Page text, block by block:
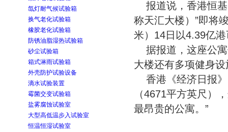
氙灯耐气候试验箱
换气老化试验箱
橡胶老化试验箱
防锈油脂湿热试验箱
砂尘试验箱
箱式淋雨试验箱
外壳防护试验设备
滴水试验装置
霉菌交变试验箱
盐雾腐蚀试验室
大型高低温步入试验室
恒温恒湿试验室
报道说，香港恒
称天汇大楼）”即将
米）14日以4.39亿
据报道，这座公
大楼还有多项健身
香港《经济日报
（4671平方英尺）
最昂贵的公寓。”